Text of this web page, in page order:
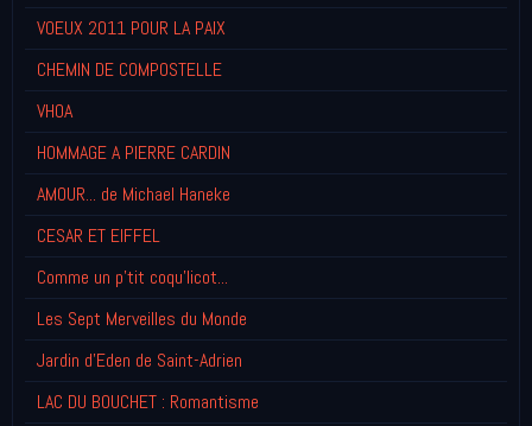
VOEUX 2011 POUR LA PAIX
CHEMIN DE COMPOSTELLE
VHOA
HOMMAGE A PIERRE CARDIN
AMOUR... de Michael Haneke
CESAR ET EIFFEL
Comme un p'tit coqu'licot...
Les Sept Merveilles du Monde
Jardin d'Eden de Saint-Adrien
LAC DU BOUCHET : Romantisme